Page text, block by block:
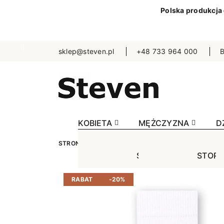
Polska produkcja
sklep@steven.pl +48 733 964 000
KOBIETA
STOPKI
MĘŻCZYZNA
STOPKI
STRONA GŁÓWNA
RABAT -20%